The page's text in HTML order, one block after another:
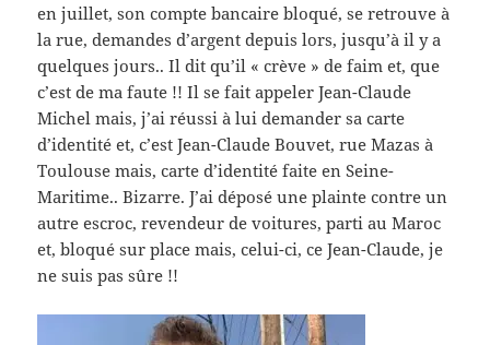
en juillet, son compte bancaire bloqué, se retrouve à
la rue, demandes d’argent depuis lors, jusqu’à il y a
quelques jours.. Il dit qu’il « crève » de faim et, que
c’est de ma faute !! Il se fait appeler Jean-Claude
Michel mais, j’ai réussi à lui demander sa carte
d’identité et, c’est Jean-Claude Bouvet, rue Mazas à
Toulouse mais, carte d’identité faite en Seine-
Maritime.. Bizarre. J’ai déposé une plainte contre un
autre escroc, revendeur de voitures, parti au Maroc
et, bloqué sur place mais, celui-ci, ce Jean-Claude, je
ne suis pas sûre !!